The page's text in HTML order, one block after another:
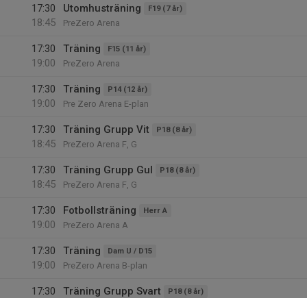
17:30
18:45
Utomhusträning F19 (7 år)
PreZero Arena
17:30
19:00
Träning F15 (11 år)
PreZero Arena
17:30
19:00
Träning P14 (12 år)
Pre Zero Arena E-plan
17:30
18:45
Träning Grupp Vit P18 (8 år)
PreZero Arena F, G
17:30
18:45
Träning Grupp Gul P18 (8 år)
PreZero Arena F, G
17:30
19:00
Fotbollsträning Herr A
PreZero Arena A
17:30
19:00
Träning Dam U / D15
PreZero Arena B-plan
17:30
Träning Grupp Svart P18 (8 år)